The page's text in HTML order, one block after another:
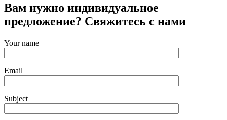
Вам нужно индивидуальное
предложение? Свяжитесь с нами
Your name
Email
Subject